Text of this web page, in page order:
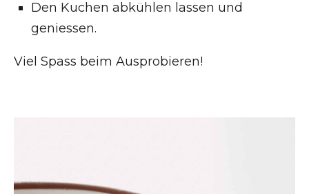
Den Kuchen abkühlen lassen und
geniessen.
Viel Spass beim Ausprobieren!